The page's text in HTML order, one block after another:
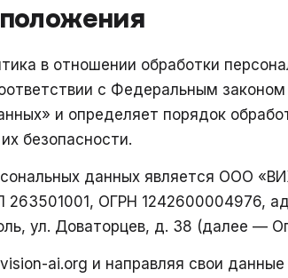
в отношении обработки
с Федеральным
и определяет порядок
безопасности.
данных является ООО
263501001, ОГРН 1242600004976,
ул. Доваторцев, д. 38 (далее —
ai.org и направляя свои